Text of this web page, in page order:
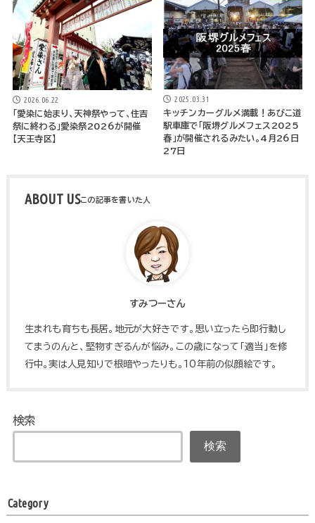
2026.06.22
「愛染に始まり、天神祭やって、住吉
祭に終わる」愛染祭2026が開催
【天王寺区】
2025.03.31
キッチンカーグルメ満載！あびこ道
駅車庫で「阪堺グルメフェス2025
春」が開催されるみたい。4月26日
27日
ABOUT US
すみつーさん
生まれも育ちも長居。地元が大好きです。思い立ったら即行動し
てまうのんと、堅物すぎるんが悩み。この歳になって「適当」を修
行中。実は人見知りで根暗やったりも。10年前の似顔絵です。
検索
検索
Category